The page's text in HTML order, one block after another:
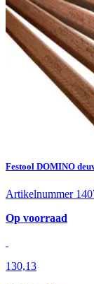
Festool DOMINO
Artikelnummer
Op voorraad
130,13